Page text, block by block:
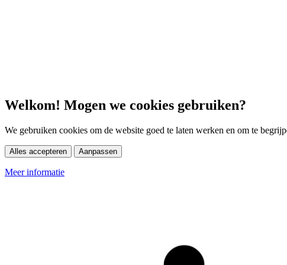
Welkom! Mogen we cookies gebruiken?
We gebruiken cookies om de website goed te laten werken en om te
Alles accepteren Aanpassen
Meer informatie